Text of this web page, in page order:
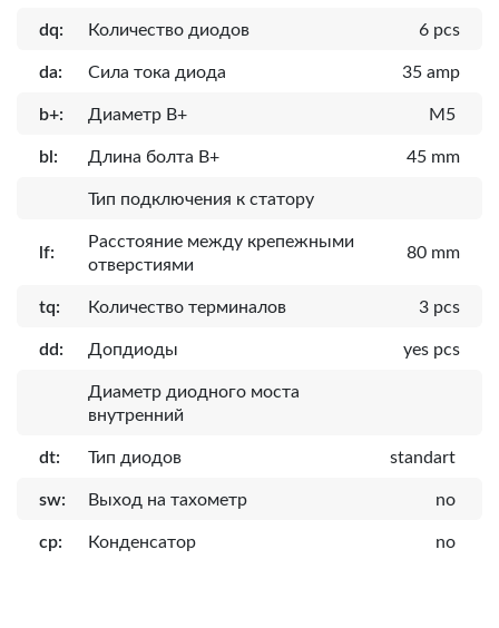
dq: Количество диодов 6 pcs
da: Сила тока диода 35 amp
b+: Диаметр B+ M5
bl: Длина болта B+ 45 mm
Тип подключения к статору
lf:
Расcтояние между крепежными
отверстиями
80 mm
tq: Количество терминалов 3 pcs
dd: Допдиоды yes pcs
Диаметр диодного моста
внутренний
dt: Тип диодов standart
sw: Выход на тахометр no
cp: Конденсатор no